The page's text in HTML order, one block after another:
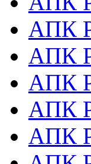
АПК
АПК
АПК
АПК
АПК